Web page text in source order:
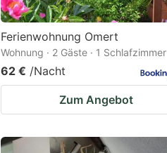
Ferienwohnung Omert
Wohnung · 2 Gäste · 1 Schlafzimmer
62 € /Nacht
Zum Angebot